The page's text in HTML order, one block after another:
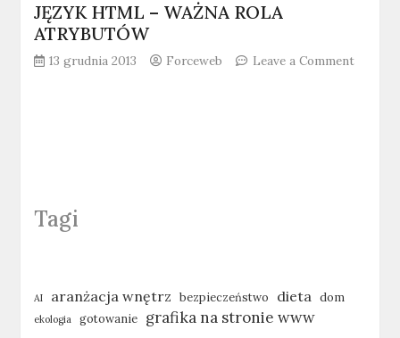
JĘZYK HTML – WAŻNA ROLA
ATRYBUTÓW
13 grudnia 2013 Forceweb
Leave a Comment
Tagi
AI aranżacja wnętrz bezpieczeństwo dieta dom
ekologia gotowanie grafika na stronie www